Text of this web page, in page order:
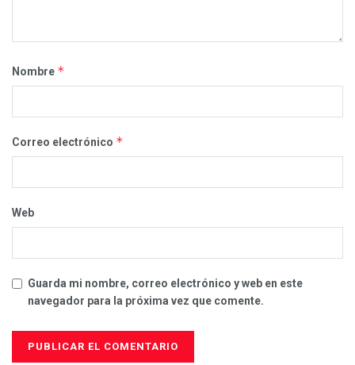
Nombre *
Correo electrónico *
Web
Guarda mi nombre, correo electrónico y web en este
navegador para la próxima vez que comente.